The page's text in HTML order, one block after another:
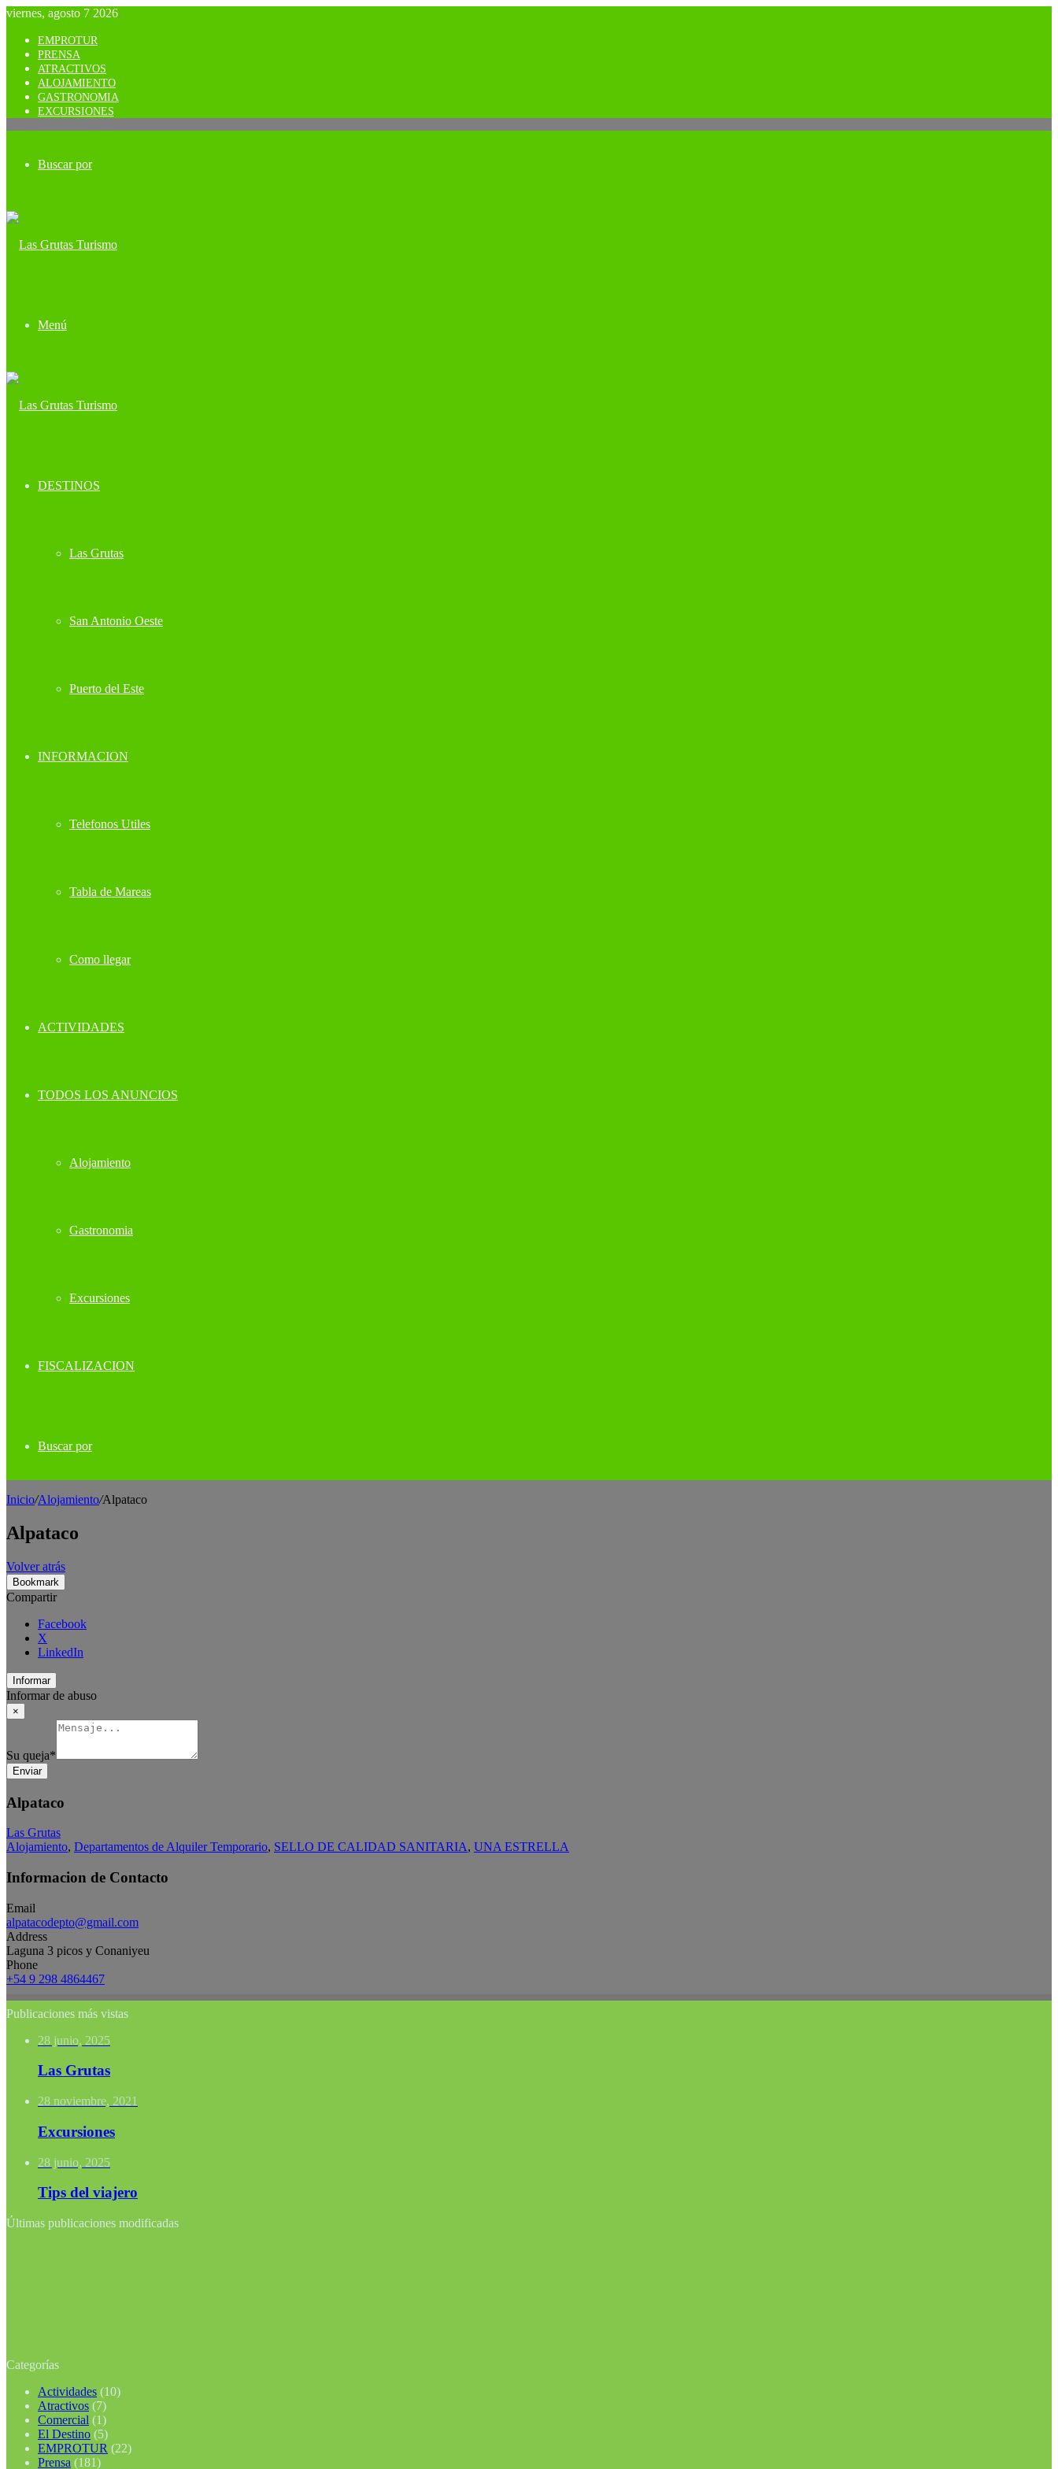
viernes, agosto 7 2026
EMPROTUR
PRENSA
ATRACTIVOS
ALOJAMIENTO
GASTRONOMIA
EXCURSIONES
Buscar por
Menú
DESTINOS
Las Grutas
San Antonio Oeste
Puerto del Este
INFORMACION
Telefonos Utiles
Tabla de Mareas
Como llegar
ACTIVIDADES
TODOS LOS ANUNCIOS
Alojamiento
Gastronomia
Excursiones
FISCALIZACION
Buscar por
Inicio/Alojamiento/Alpataco
Alpataco
Volver atrás
Bookmark
Compartir
Facebook
X
LinkedIn
Informar
Informar de abuso
×
Su queja*
Enviar
Alpataco
Las Grutas
Alojamiento, Departamentos de Alquiler Temporario, SELLO DE CALIDAD SANITARIA, UNA ESTRELLA
Informacion de Contacto
Email
alpatacodepto@gmail.com
Address
Laguna 3 picos y Conaniyeu
Phone
+54 9 298 4864467
Publicaciones más vistas
28 junio, 2025
Las Grutas
28 noviembre, 2021
Excursiones
28 junio, 2025
Tips del viajero
Últimas publicaciones modificadas
Categorías
Actividades (10)
Atractivos (7)
Comercial (1)
El Destino (5)
EMPROTUR (22)
Prensa (181)